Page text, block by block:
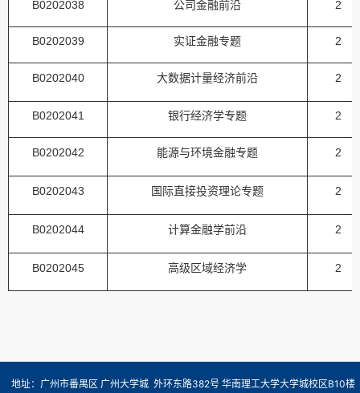
B0202038 公司金融前沿 2
B0202039 实证金融专题 2
B0202040 大数据计量经济前沿 2
B0202041 银行经济学专题 2
B0202042 能源与环境金融专题 2
B0202043 国际直接投资理论专题 2
B0202044 计算金融学前沿 2
B0202045 高级区域经济学 2
地址：广州市番禺区 广州大学城 外环东路382号 华南理工大学大学城校区B10楼